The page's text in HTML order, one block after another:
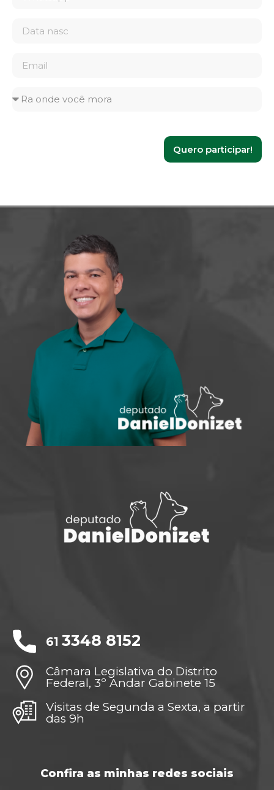
Quero participar!
61 3348 8152
Câmara Legislativa do Distrito
Federal, 3º Andar Gabinete 15
Visitas de Segunda a Sexta, a partir
das 9h
Confira as minhas redes sociais